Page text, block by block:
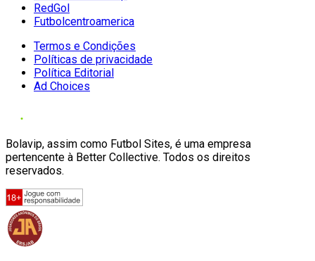
RedGol
Futbolcentroamerica
Termos e Condições
Políticas de privacidade
Política Editorial
Ad Choices
Bolavip, assim como Futbol Sites, é uma empresa
pertencente à Better Collective. Todos os direitos
reservados.